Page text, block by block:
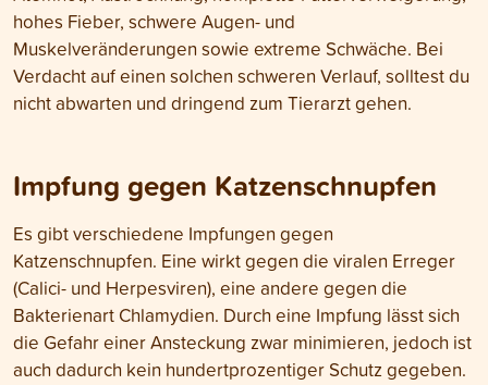
hohes Fieber, schwere Augen- und
Muskelveränderungen sowie extreme Schwäche. Bei
Verdacht auf einen solchen schweren Verlauf, solltest du
nicht abwarten und dringend zum Tierarzt gehen.
Impfung gegen Katzenschnupfen
Es gibt verschiedene Impfungen gegen
Katzenschnupfen. Eine wirkt gegen die viralen Erreger
(Calici- und Herpesviren), eine andere gegen die
Bakterienart Chlamydien. Durch eine Impfung lässt sich
die Gefahr einer Ansteckung zwar minimieren, jedoch ist
auch dadurch kein hundertprozentiger Schutz gegeben.